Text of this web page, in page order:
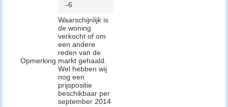
-6
Opmerking
Waarschijnlijk is
de woning
verkocht of om
een andere
reden van de
markt gehaald.
Wel hebben wij
nog een
prijspositie
beschikbaar per
september 2014